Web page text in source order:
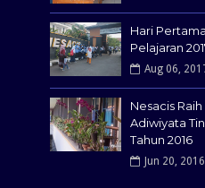
Hari
Pelajaran
Aug 06,
Nesacis
Adiwiyata
Tahun 2016
Jun 20, 2016